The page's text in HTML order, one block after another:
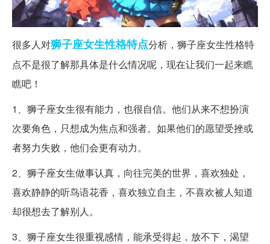
很多人对狮子座女生性格特点分析，狮子座女生性格特
点不是很了解那具体是什么情况呢，现在让我们一起来瞧
瞧吧！
1、狮子座女生很有能力，也很自信。他们从来不想扮演
次要角色，只想成为焦点和强者。如果他们的愿望受挫或
者努力失败，他们会更有动力。
2、狮子座女生做事认真，向往完美的世界，喜欢独处，
喜欢静静的听鸟语花香，喜欢独立自主，不喜欢被人知道
却很想去了解别人。
3、狮子座女生很重视感情，能承受得起，放不下，渴望